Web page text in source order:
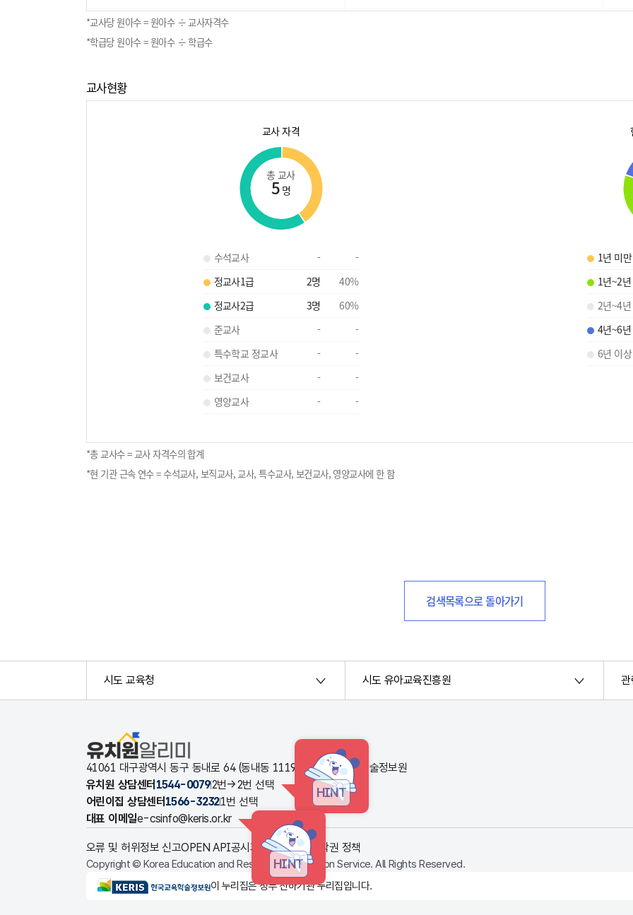
*교사당 원아수 = 원아수 ÷ 교사자격수
*학급당 원아수 = 원아수 ÷ 학급수
교사현황
교사 자격
총 교사
5 명
수석교사 -
-
정교사1급
2명 40%
정교사2급
3명 60%
준교사
-
-
특수학교 정교사
-
-
보건교사
-
-
영양교사
- -
1년 미만
1년~2
2년~4
4년~6
6년 이상
*총 교사수 = 교사 자격수의 합계
*현 기관 근속 연수 = 수석교사, 보직교사, 교사, 특수교사, 보건교사, 영양교사에 한 함
검색목록으로 돌아가기
시도 교육청 시도 유아교육진흥원
유치원알리미
41061 대구광역시 동구 동내로 64 (동내동 1119번지) 한국교육학술정보원
유치원 상담센터 1544-00792번→2번 선택
HINT
어린이집 상담센터 1566-32321번 선택
대표 이메일e-csinfo@keris.or.kr
HINT
오류 및 허위정보 신고OPEN API공시자료 다운로드저작권 정책
Copyright © Korea Education and Research Information Service. All Rights Reserved.
KERIS한국교육학술정보원이 누리집은 정부 산하기관 누리집입니다.